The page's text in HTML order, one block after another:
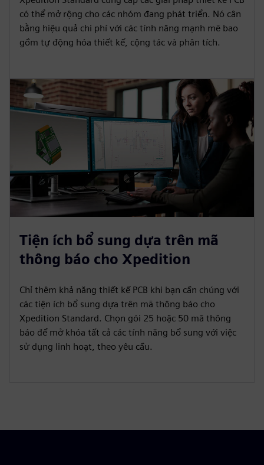
có thể mở rộng cho các nhóm đang phát triển. Nó cân
bằng hiệu quả chi phí với các tính năng mạnh mẽ bao
gồm tự động hóa thiết kế, cộng tác và phân tích.
Tiện ích bổ sung dựa trên mã
thông báo cho Xpedition
Chỉ thêm khả năng thiết kế PCB khi bạn cần chúng với
các tiện ích bổ sung dựa trên mã thông báo cho
Xpedition Standard. Chọn gói 25 hoặc 50 mã thông
báo để mở khóa tất cả các tính năng bổ sung với việc
sử dụng linh hoạt, theo yêu cầu.